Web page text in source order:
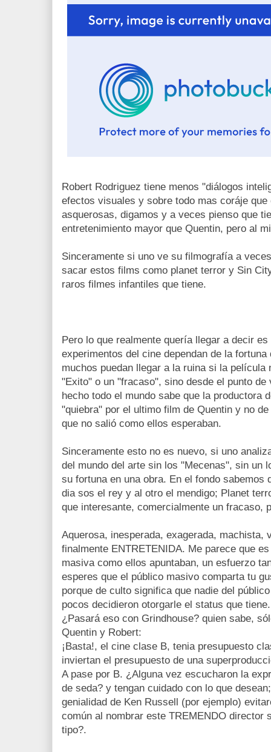
Robert Rodriguez tiene menos "diálogos
efectos visuales y sobre todo mas coráje
asquerosas, digamos y a veces pienso que
entretenimiento mayor que Quentin, pero al
Sinceramente si uno ve su filmografía a
sacar estos films como planet terror y Sin
raros filmes infantiles que tiene.
Pero lo que realmente quería llegar a decir
experimentos del cine dependan de la
muchos puedan llegar a la ruina si la
"Exito" o un "fracaso", sino desde el punto
hecho todo el mundo sabe que la productora
"quiebra" por el ultimo film de Quentin y no
que no salió como ellos esperaban.
Sinceramente esto no es nuevo, si uno
del mundo del arte sin los "Mecenas", sin un
su fortuna en una obra. En el fondo sabemos
dia sos el rey y al otro el mendigo; Planet
que interesante, comercialmente un fracaso,
Aquerosa, inesperada, exagerada, machista,
finalmente ENTRETENIDA. Me parece que
masiva como ellos apuntaban, un esfuerzo
esperes que el público masivo comparta tu
porque de culto significa que nadie del
pocos decidieron otorgarle el status que tiene.
¿Pasará eso con Grindhouse? quien sabe,
Quentin y Robert:
¡Basta!, el cine clase B, tenia presupuesto
inviertan el presupuesto de una
A pase por B. ¿Alguna vez escucharon la
de seda? y tengan cuidado con lo que
genialidad de Ken Russell (por ejemplo)
común al nombrar este TREMENDO director
tipo?.